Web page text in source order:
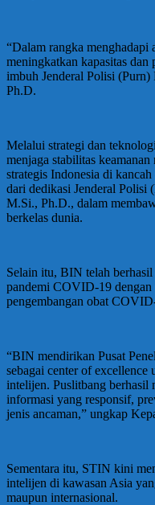
“Dalam rangka menghadapi
meningkatkan kapasitas dan
imbuh Jenderal Polisi
Ph.D.
Melalui strategi dan
menjaga stabilitas
strategis Indonesia di
dari dedikasi Jenderal
M.Si., Ph.D., dalam
berkelas dunia.
Selain itu, BIN telah
pandemi COVID-19 dengan
pengembangan obat
“BIN mendirikan Pusat
sebagai center of excellence
intelijen. Puslitbang berhasil
informasi yang responsif,
jenis ancaman,” ungkap
Sementara itu, STIN kini
intelijen di kawasan Asia
maupun internasional.